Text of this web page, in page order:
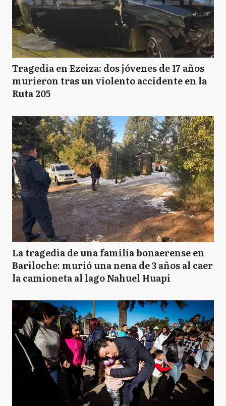
A Ayacucho
A Azul
BB
B Balcarce
B Baradero
BJ Benito Juarez
B Berazategui
B Berisso
B Bolívar
Tragedia en Ezeiza: dos jóvenes de 17 años
murieron tras un violento accidente en la
Ruta 205
La tragedia de una familia bonaerense en
Bariloche: murió una nena de 3 años al caer
la camioneta al lago Nahuel Huapi